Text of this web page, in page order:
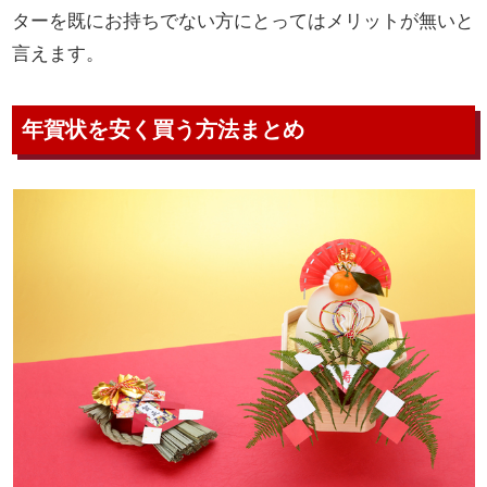
ターを既にお持ちでない方にとってはメリットが無いと
言えます。
年賀状を安く買う方法まとめ